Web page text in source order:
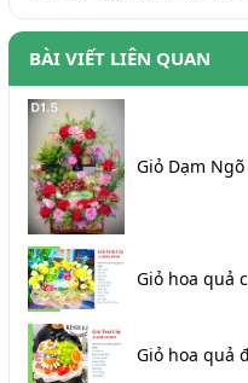
BÀI VIẾT LIÊN QUAN
Giỏ Dạm
Giỏ hoa quả
Giỏ hoa quả